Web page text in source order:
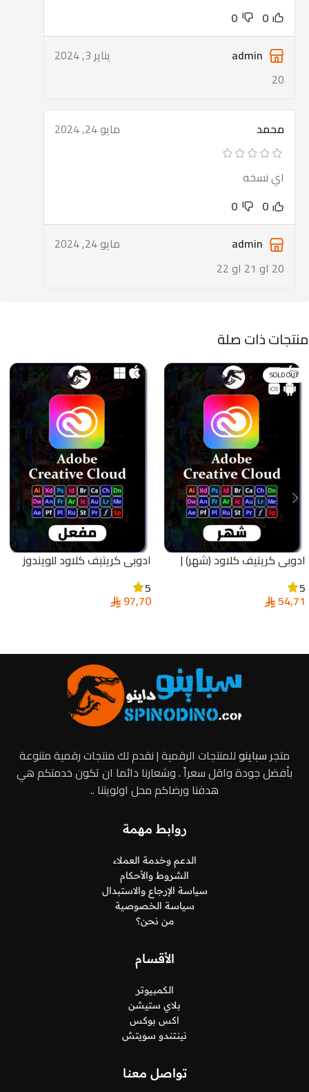
0
0
يناير 3, 2024
20
محمد مايو 24, 2024
اي نسخه
0
0
مايو 24, 2024
20 او 21 او 22
منتجات ذات صلة
SOLD OUT
ادوبي كريتيف كلاود (شهر) |
5
54,71
ادوبي كريتيف كلاود للويندوز
5
97,70
متجرسباينوللمنتجات الرقمية | نقدم لك منتجات رقمية متنوعة
بأفضل جودة واقل سعراً . وشعارنا دائما ان تكون خدمتكم هي
هدفنا ورضاكم محل اولويتنا ..
روابط مهمة
الدعم وخدمة العملاء
الشروط والأحكام
سياسة الإرجاع والاستبدال
سياسة الخصوصية
من نحن؟
الأقسام
الكمبيوتر
بلاي ستيشن
اكس بوكس
نينتندو سويتش
تواصل معنا